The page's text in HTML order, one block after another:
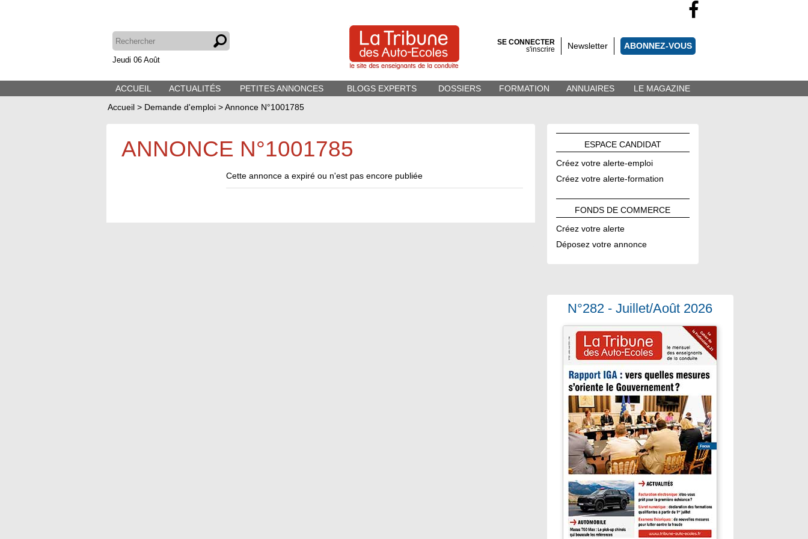
Jeudi 06 Août
SE CONNECTER
s'inscrire
Newsletter ABONNEZ-VOUS
ACCUEIL ACTUALITÉS PETITES ANNONCES BLOGS EXPERTS DOSSIERS FORMATION ANNUAIRES
LE MAGAZINE
Accueil > Demande d'emploi >Annonce N°1001785
ESPACE CANDIDAT
Créez votre alerte-emploi
Créez votre alerte-formation
FONDS DECOMMERCE
Créez votre alerte
Déposez votre annonce
N°282 - Juillet/Août 2026
ANNONCE N°1001785
Cette annonce a expiré ou n'est pas encore publiée